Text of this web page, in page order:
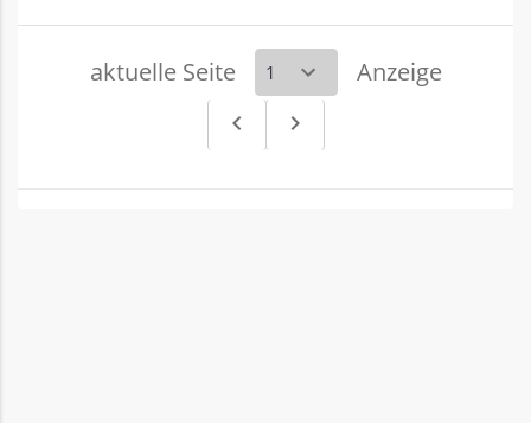
aktuelle Seite Anzeige
navigate_before
Vorheriges
navigate_next
Nächstes